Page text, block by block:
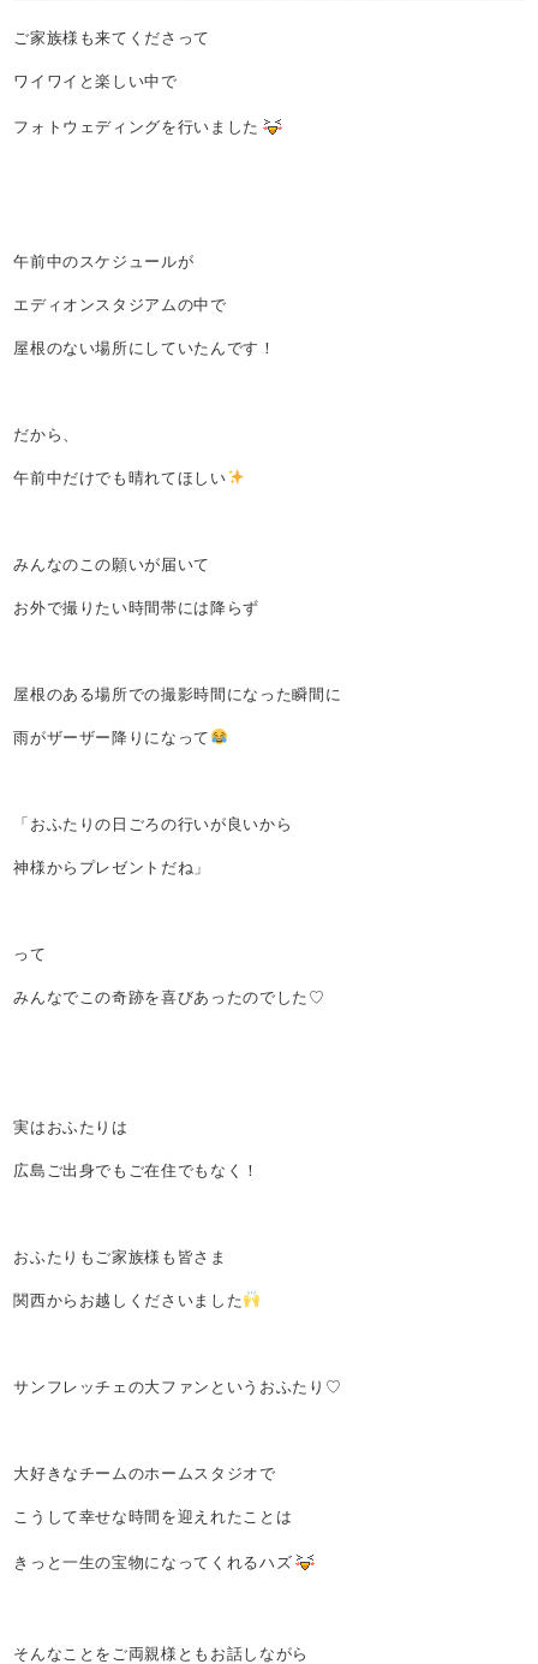
ご家族様も来てくださって
ワイワイと楽しい中で
フォトウェディングを行いました
午前中のスケジュールが
エディオンスタジアムの中で
屋根のない場所にしていたんです！
だから、
午前中だけでも晴れてほしい
みんなのこの願いが届いて
お外で撮りたい時間帯には降らず
屋根のある場所での撮影時間になった瞬間に
雨がザーザー降りになって
「おふたりの日ごろの行いが良いから
神様からプレゼントだね」
って
みんなでこの奇跡を喜びあったのでした♡
実はおふたりは
広島ご出身でもご在住でもなく！
おふたりもご家族様も皆さま
関西からお越しくださいました
サンフレッチェの大ファンというおふたり♡
大好きなチームのホームスタジオで
こうして幸せな時間を迎えれたことは
きっと一生の宝物になってくれるハズ
そんなことをご両親様ともお話しながら